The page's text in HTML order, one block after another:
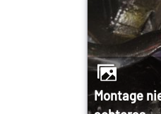
Montage nieuwe